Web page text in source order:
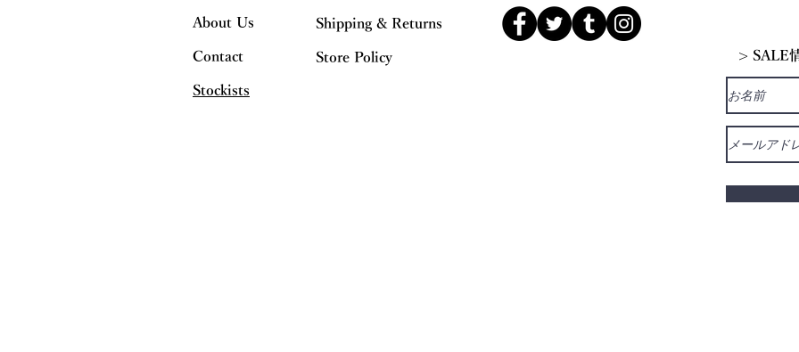
About Us
Contact
Stockists
Shipping & Returns
Store Policy > SALE